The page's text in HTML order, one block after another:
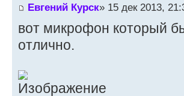
Евгений Курск» 15 дек 2013,
вот микрофон который
отлично.